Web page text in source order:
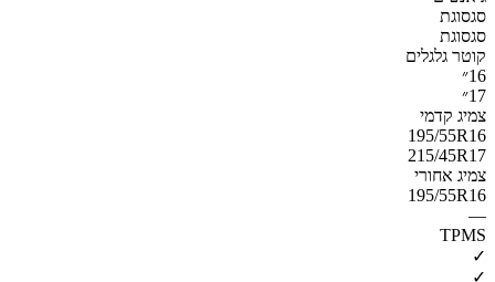
סגסוגת
סגסוגת
קוטר גלגלים
16״
17״
צמיג קדמי
195/55R16
215/45R17
צמיג אחורי
195/55R16
—
TPMS
✓
✓